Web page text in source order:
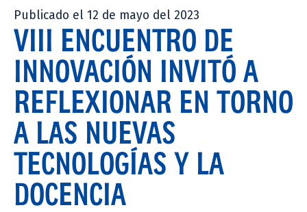
Publicado el 12 de mayo del 2023
VIII ENCUENTRO DE
INNOVACIÓN INVITÓ A
REFLEXIONAR EN TORNO
A LAS NUEVAS
TECNOLOGÍAS Y LA
DOCENCIA